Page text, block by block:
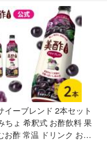
イーブレンド 2本セット
ちょ 希釈式 お酢飲料 果
お酢 常温 ドリンク お酢